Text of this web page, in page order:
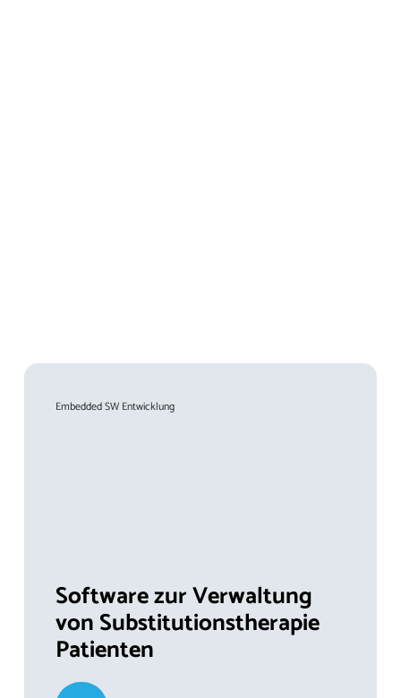
Embedded SW Entwicklung
Software zur Verwaltung
von Substitutionstherapie
Patienten